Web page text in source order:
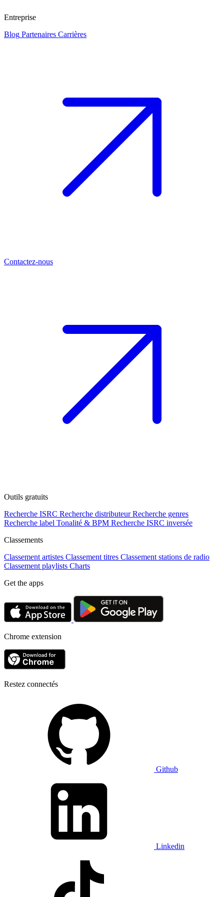
Entreprise
Blog Partenaires Carrières
Contactez-nous
Outils gratuits
Recherche ISRC Recherche distributeur Recherche genres
Recherche label Tonalité & BPM Recherche ISRC inversée
Classements
Classement artistes Classement titres Classement stations de radio
Classement playlists Charts
Get the apps
Chrome extension
Restez connectés
Github
Linkedin